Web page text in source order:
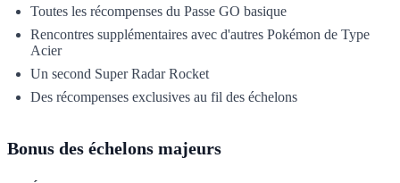
Toutes les récompenses du Passe GO basique
Rencontres supplémentaires avec d'autres Pokémon de Type
Acier
Un second Super Radar Rocket
Des récompenses exclusives au fil des échelons
Bonus des échelons majeurs